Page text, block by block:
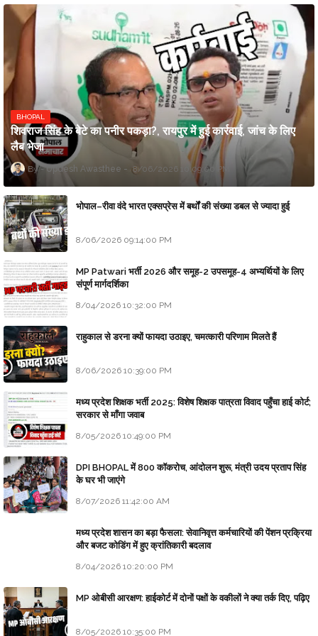
BHOPAL
शिवराज सिंह के बेटे का पनीर पकड़ा?, रायपुर में हुई कार्रवाई, जांच के लिए
लैब भेजा
Updesh Awasthee 8/06/2026 10:09:00 PM
भोपाल–रीवा वंदे भारत एक्सप्रेस में बर्थों की संख्या डबल से ज्यादा हुई
8/06/2026 09:14:00 PM
MP Patwari भर्ती 2026 और समूह-2 उपसमूह-4 अभ्यर्थियों के लिए
संपूर्ण मार्गदर्शिका
8/04/2026 10:32:00 PM
राहुकाल से डरना क्यों फायदा उठाइए, चमत्कारी परिणाम मिलते हैं
8/06/2026 10:39:00 PM
मध्य प्रदेश शिक्षक भर्ती 2025: विशेष शिक्षक पात्रता विवाद पहुँचा हाई कोर्ट;
सरकार से माँगा जवाब
8/05/2026 10:49:00 PM
DPI BHOPAL में 800 कॉकरोच, आंदोलन शुरू, मंत्री उदय प्रताप सिंह
के घर भी जाएंगे
8/07/2026 11:42:00 AM
मध्य प्रदेश शासन का बड़ा फैसला: सेवानिवृत्त कर्मचारियों की पेंशन प्रक्रिया
और बजट कोडिंग में हुए क्रांतिकारी बदलाव
8/04/2026 10:20:00 PM
MP ओबीसी आरक्षण: हाईकोर्ट में दोनों पक्षों के वकीलों ने क्या तर्क दिए, पढ़िए
8/05/2026 10:35:00 PM